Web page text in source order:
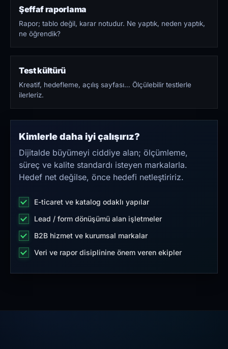
Şeffaf raporlama
Rapor; tablo değil, karar notudur. Ne yaptık, neden yaptık,
ne öğrendik?
Test kültürü
Kreatif, hedefleme, açılış sayfası… Ölçülebilir testlerle
ilerleriz.
Kimlerle daha iyi çalışırız?
Dijitalde büyümeyi ciddiye alan; ölçümleme,
süreç ve kalite standardı isteyen markalarla.
Hedef net değilse, önce hedefi netleştiririz.
E-ticaret ve katalog odaklı yapılar
Lead / form dönüşümü alan işletmeler
B2B hizmet ve kurumsal markalar
Veri ve rapor disiplinine önem veren ekipler